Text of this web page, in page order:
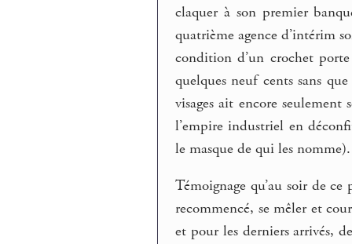
claquer à son premier
quatrième agence d’intérim
condition d’un crochet
quelques neuf cents sans
visages ait encore seulement
l’empire industriel en
le masque de qui les nomme).
Témoignage qu’au soir de
recommencé, se mêler et
et pour les derniers arrivés,